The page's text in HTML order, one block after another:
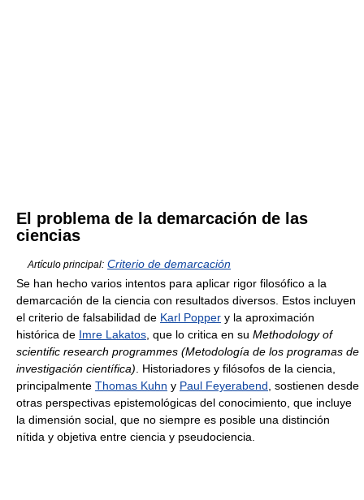
El problema de la demarcación de las
ciencias
Artículo principal: Criterio de demarcación
Se han hecho varios intentos para aplicar rigor filosófico a la
demarcación de la ciencia con resultados diversos. Estos incluyen
el criterio de falsabilidad de Karl Popper y la aproximación
histórica de Imre Lakatos , que lo critica en su Methodology of
scientific research programmes (Metodología de los programas de
investigación científica) . Historiadores y filósofos de la ciencia,
principalmente Thomas Kuhn y Paul Feyerabend , sostienen desde
otras perspectivas epistemológicas del conocimiento, que incluye
la dimensión social, que no siempre es posible una distinción
nítida y objetiva entre ciencia y pseudociencia.